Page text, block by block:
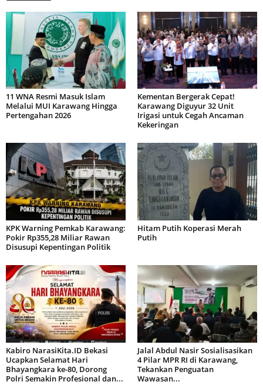
11 WNA Resmi Masuk Islam
Melalui MUI Karawang Hingga
Pertengahan 2026
Kementan Bergerak Cepat!
Karawang Diguyur 32 Unit
Irigasi untuk Cegah Ancaman
Kekeringan
KPK Warning Pemkab Karawang:
Pokir Rp355,28 Miliar Rawan
Disusupi Kepentingan Politik
Hitam Putih Koperasi Merah
Putih
Kabiro NarasiKita.ID Bekasi
Ucapkan Selamat Hari
Bhayangkara ke-80, Dorong
Polri Semakin Profesional dan...
Jalal Abdul Nasir Sosialisasikan
4 Pilar MPR RI di Karawang,
Tekankan Penguatan
Wawasan...